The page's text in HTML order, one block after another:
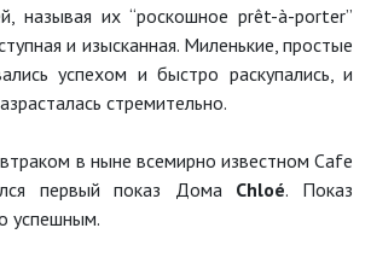
называя их “роскошное prêt-à-porter”
и изысканная. Миленькие, простые
успехом и быстро раскупались, и
стремительно.
в ныне всемирно известном Cafe
первый показ Дома Chloé. Показ
успешным.